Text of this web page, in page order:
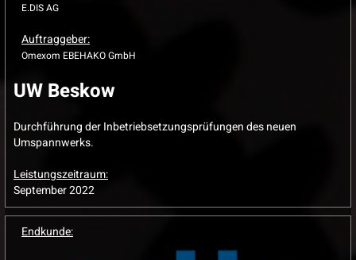
E.DIS AG
Auftraggeber:
Omexom EBEHAKO GmbH
UW Beskow
Durchführung der Inbetriebsetzungsprüfungen des neuen
Umspannwerks.
Leistungszeitraum:
September 2022
Endkunde: